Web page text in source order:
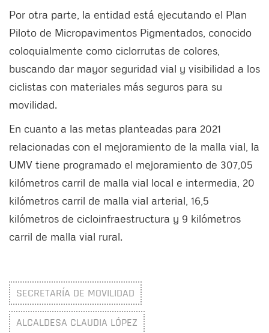
Por otra parte, la entidad está ejecutando el Plan
Piloto de Micropavimentos Pigmentados, conocido
coloquialmente como ciclorrutas de colores,
buscando dar mayor seguridad vial y visibilidad a los
ciclistas con materiales más seguros para su
movilidad.
En cuanto a las metas planteadas para 2021
relacionadas con el mejoramiento de la malla vial, la
UMV tiene programado el mejoramiento de 307,05
kilómetros carril de malla vial local e intermedia, 20
kilómetros carril de malla vial arterial, 16,5
kilómetros de cicloinfraestructura y 9 kilómetros
carril de malla vial rural.
SECRETARÍA DE MOVILIDAD
ALCALDESA CLAUDIA LÓPEZ